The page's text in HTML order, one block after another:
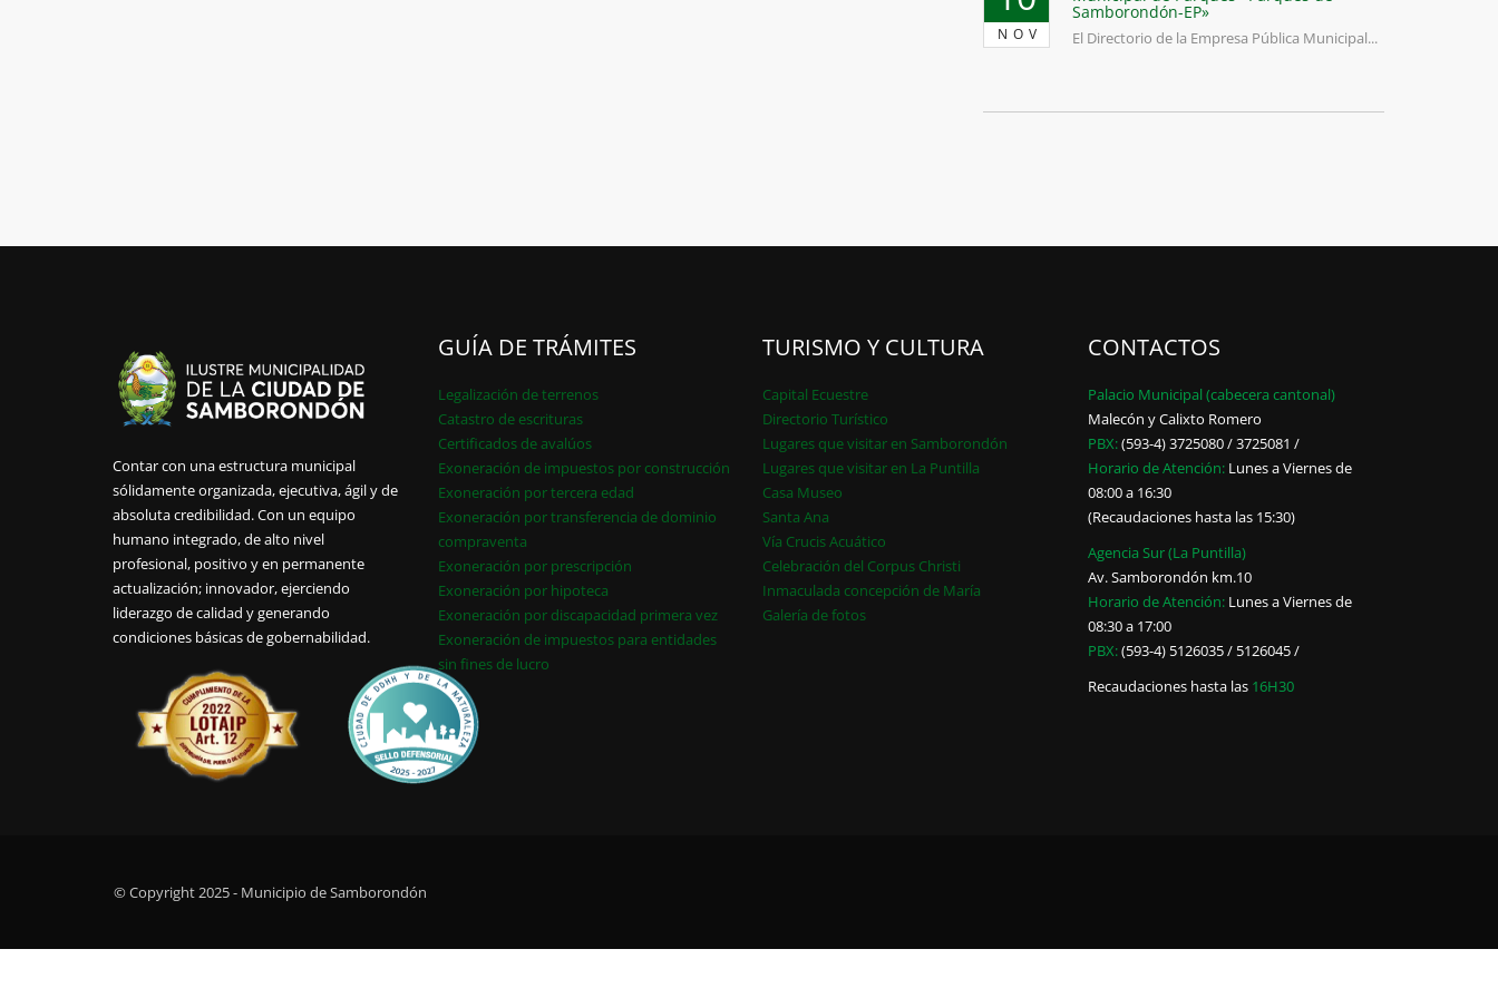
NOV
Samborondón-EP»
El Directorio de la Empresa Pública Municipal...
Contar con una estructura municipal
sólidamente organizada, ejecutiva, ágil y de
absoluta credibilidad. Con un equipo
humano integrado, de alto nivel
profesional, positivo y en permanente
actualización; innovador, ejerciendo
liderazgo de calidad y generando
condiciones básicas de gobernabilidad.
GUÍA DE TRÁMITES
Legalización de terrenos
Catastro de escrituras
Certificados de avalúos
Exoneración de impuestos por construcción
Exoneración por tercera edad
Exoneración por transferencia de dominio
compraventa
Exoneración por prescripción
Exoneración por hipoteca
Exoneración por discapacidad primera vez
Exoneración de impuestos para entidades
sin fines de lucro
TURISMO Y CULTURA
Capital Ecuestre
Directorio Turístico
Lugares que visitar en Samborondón
Lugares que visitar en La Puntilla
Casa Museo
Santa Ana
Vía Crucis Acuático
Celebración del Corpus Christi
Inmaculada concepción de María
Galería de fotos
CONTACTOS
Palacio Municipal (cabecera cantonal)
Malecón y Calixto Romero
PBX:(593-4) 3725080 / 3725081 /
Horario de Atención:Lunes a Viernes de
08:00 a 16:30
(Recaudaciones hasta las 15:30)
Agencia Sur (La Puntilla)
Av. Samborondón km.10
Horario de Atención:Lunes a Viernes de
08:30 a 17:00
PBX:(593-4) 5126035 / 5126045 /
Recaudaciones hasta las 16H30
© Copyright 2025 - Municipio de Samborondón